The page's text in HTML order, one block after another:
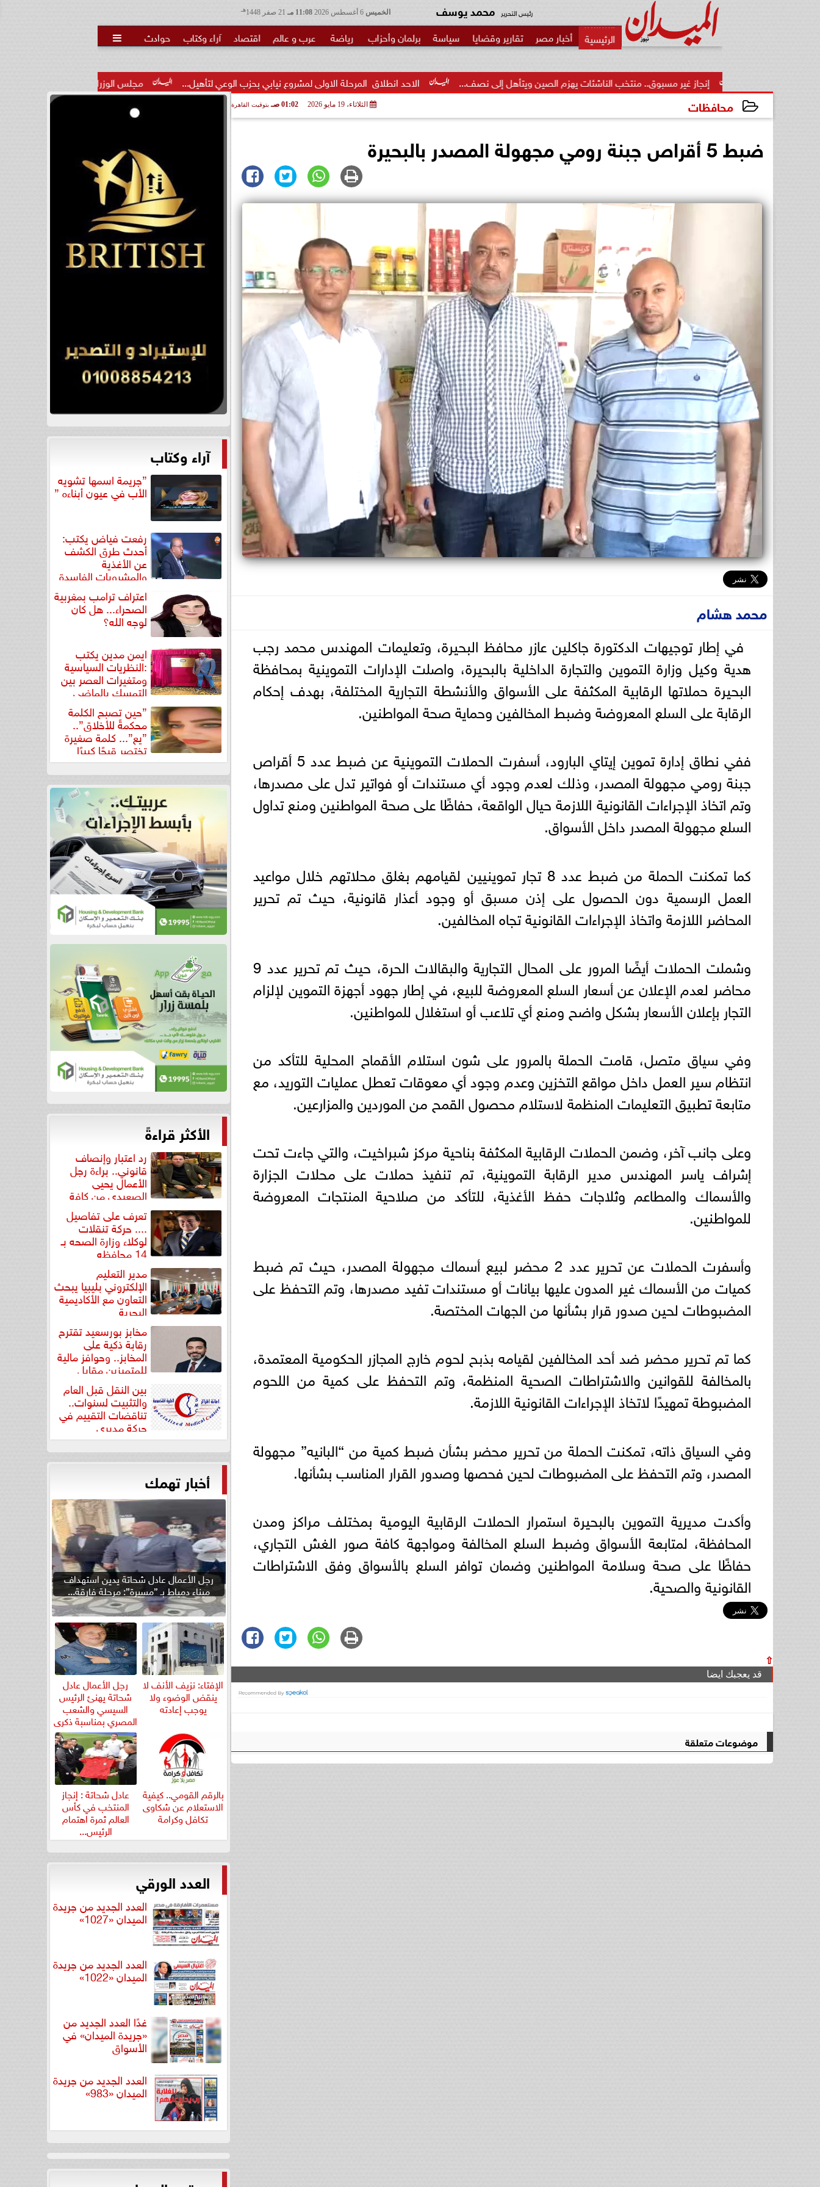
الخميس 11:08 مـ هـ رئيس التحرير محمد يوسف
أخبار مصر تقارير وقضايا سياسة برلمان وأحزاب رياضة عرب و عالم اقتصاد آراء وكتاب حوادث 
مجلس الوزراء يوافق على تعديل بعض أحكام القرار الاحد انطلاق  المرحلة الاولى لمشروع نيابي بحزب الوعي لتأهيل... إنجاز غير مسبوق.. منتخب الناشئات يهزم الصين ويتأهل إلى نصف...
محافظات الثلاثاء، 19 مايو 2026 01:02 صـ بتوقيت القاهرة
ضبط 5 أقراص جبنة رومي مجهولة المصدر بالبحيرة
محمد هشام
في إطار توجيهات الدكتورة جاكلين عازر محافظ البحيرة، وتعليمات المهندس محمد رجب
هدية وكيل وزارة التموين والتجارة الداخلية بالبحيرة، واصلت الإدارات التموينية بمحافظة
البحيرة حملاتها الرقابية المكثفة على الأسواق والأنشطة التجارية المختلفة، بهدف إحكام
الرقابة على السلع المعروضة وضبط المخالفين وحماية صحة المواطنين.
ففي نطاق إدارة تموين إيتاي البارود، أسفرت الحملات التموينية عن ضبط عدد 5 أقراص
جبنة رومي مجهولة المصدر، وذلك لعدم وجود أي مستندات أو فواتير تدل على مصدرها،
وتم اتخاذ الإجراءات القانونية اللازمة حيال الواقعة، حفاظًا على صحة المواطنين ومنع تداول
السلع مجهولة المصدر داخل الأسواق.
كما تمكنت الحملة من ضبط عدد 8 تجار تموينيين لقيامهم بغلق محلاتهم خلال مواعيد
العمل الرسمية دون الحصول على إذن مسبق أو وجود أعذار قانونية، حيث تم تحرير
المحاضر اللازمة واتخاذ الإجراءات القانونية تجاه المخالفين.
وشملت الحملات أيضًا المرور على المحال التجارية والبقالات الحرة، حيث تم تحرير عدد 9
محاضر لعدم الإعلان عن أسعار السلع المعروضة للبيع، في إطار جهود أجهزة التموين لإلزام
التجار بإعلان الأسعار بشكل واضح ومنع أي تلاعب أو استغلال للمواطنين.
وفي سياق متصل، قامت الحملة بالمرور على شون استلام الأقماح المحلية للتأكد من
انتظام سير العمل داخل مواقع التخزين وعدم وجود أي معوقات تعطل عمليات التوريد، مع
متابعة تطبيق التعليمات المنظمة لاستلام محصول القمح من الموردين والمزارعين.
وعلى جانب آخر، وضمن الحملات الرقابية المكثفة بناحية مركز شبراخيت، والتي جاءت تحت
إشراف ياسر المهندس مدير الرقابة التموينية، تم تنفيذ حملات على محلات الجزارة
والأسماك والمطاعم وثلاجات حفظ الأغذية، للتأكد من صلاحية المنتجات المعروضة
للمواطنين.
وأسفرت الحملات عن تحرير عدد 2 محضر لبيع أسماك مجهولة المصدر، حيث تم ضبط
كميات من الأسماك غير المدون عليها بيانات أو مستندات تفيد مصدرها، وتم التحفظ على
المضبوطات لحين صدور قرار بشأنها من الجهات المختصة.
كما تم تحرير محضر ضد أحد المخالفين لقيامه بذبح لحوم خارج المجازر الحكومية المعتمدة،
بالمخالفة للقوانين والاشتراطات الصحية المنظمة، وتم التحفظ على كمية من اللحوم
المضبوطة تمهيدًا لاتخاذ الإجراءات القانونية اللازمة.
وفي السياق ذاته، تمكنت الحملة من تحرير محضر بشأن ضبط كمية من “البانيه” مجهولة
المصدر، وتم التحفظ على المضبوطات لحين فحصها وصدور القرار المناسب بشأنها.
وأكدت مديرية التموين بالبحيرة استمرار الحملات الرقابية اليومية بمختلف مراكز ومدن
المحافظة، لمتابعة الأسواق وضبط السلع المخالفة ومواجهة كافة صور الغش التجاري،
حفاظًا على صحة وسلامة المواطنين وضمان توافر السلع بالأسواق وفق الاشتراطات
القانونية والصحية.
⇧
قد يعجبك ايضا
موضوعات متعلقة
آراء وكتاب
”جريمة اسمها تشويه
الأب في عيون أبناءه ”
رفعت فياض يكتب:
أحدث طرق الكشف
عن الأغذية
والمشروبات الفاسدة
اعتراف ترامب بمغربية
الصحراء... هل كان
لوجه الله؟
ايمن مدين يكتب
:النظريات السياسية
ومتغيرات العصر بين
التمسك بالماضي
ومواجهة تحديات...”حين تصبح الكلمة
محكمةً للأخلاق”..
”يع”... كلمة صغيرة
تختصر قبحًا كبيرًا
الأكثر قراءةً
رد اعتبار وإنصاف
قانوني.. براءة رجل
الأعمال يحيى
الصعيدي من كافة
التهم... تعرف على تفاصيل
.... حركة تنقلات
لوكلاء وزارة الصحه بـ
14 محافظه
مدير التعليم
الإلكتروني بليبيا يبحث
التعاون مع الأكاديمية
البحرية
مخابز بورسعيد تقترح
رقابة ذكية على
المخابز.. وحوافز مالية
للمتميزين مقابل
بين النقل قبل العام
والتثبيت لسنوات..
تناقضات التقييم في
حركة مديري
”مستشفيات...
أخبار تهمك
رجل الأعمال عادل شحاتة يدين استهداف
ميناء دمياط بـ ”مسيرة”: مرحلة فارقة...
الإفتاء: نزيف الأنف لا
ينقض الوضوء ولا
يوجب إعادته
رجل الأعمال عادل
شحاتة يهنئ الرئيس
السيسي والشعب
المصري بمناسبة ذكرى
ثورة...
بالرقم القومي.. كيفية
الاستعلام عن شكاوى
تكافل وكرامة
عادل شحاتة : إنجاز
المنتخب في كأس
العالم ثمرة اهتمام
الرئيس...
العدد الورقي
العدد الجديد من جريدة
الميدان «1027»
العدد الجديد من جريدة
الميدان «1022»
غدًا العدد الجديد من
«جريدة الميدان» في
الأسواق
العدد الجديد من جريدة
الميدان «983»